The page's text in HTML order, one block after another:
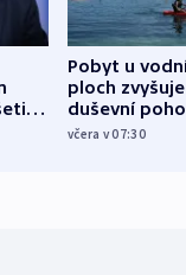
Pobyt u
ploch zvyšuje
duševní
ukázala
včera v 07:30